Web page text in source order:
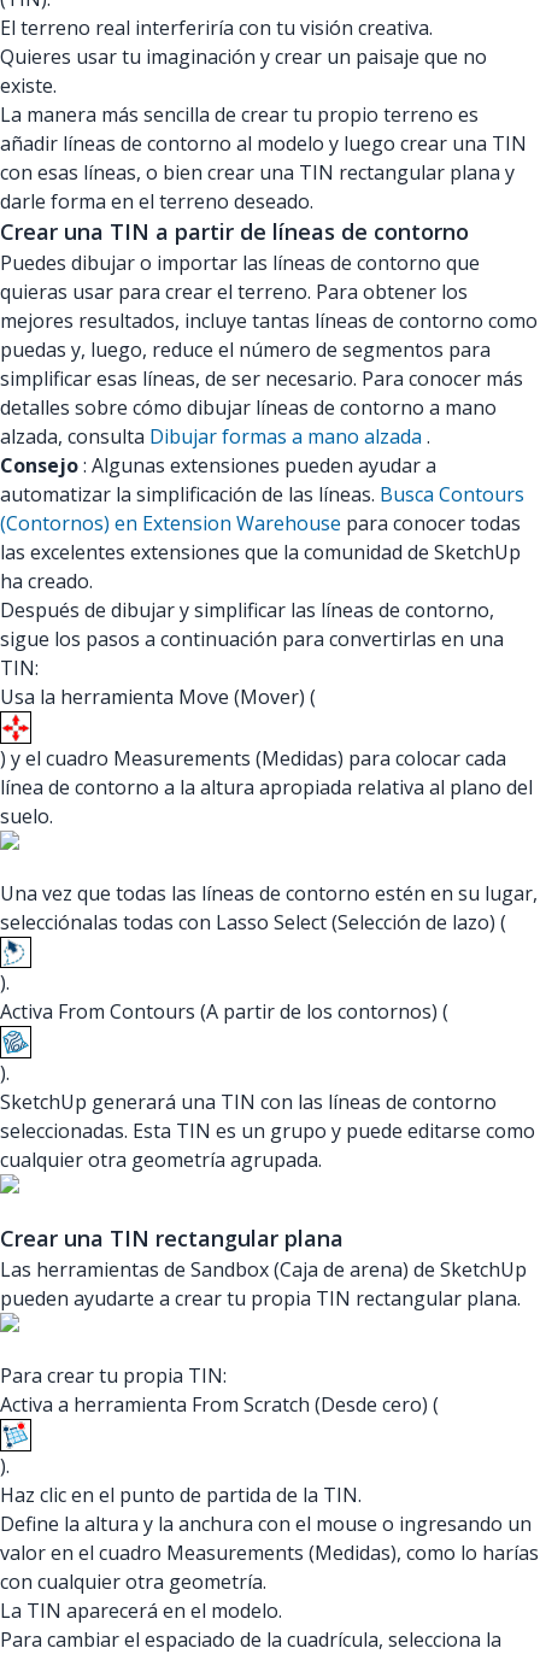
El terreno real interferiría con tu visión creativa.
Quieres usar tu imaginación y crear un paisaje que no
existe.
La manera más sencilla de crear tu propio terreno es
añadir líneas de contorno al modelo y luego crear una TIN
con esas líneas, o bien crear una TIN rectangular plana y
darle forma en el terreno deseado.
Crear una TIN a partir de líneas de contorno
Puedes dibujar o importar las líneas de contorno que
quieras usar para crear el terreno. Para obtener los
mejores resultados, incluye tantas líneas de contorno como
puedas y, luego, reduce el número de segmentos para
simplificar esas líneas, de ser necesario. Para conocer más
detalles sobre cómo dibujar líneas de contorno a mano
alzada, consulta Dibujar formas a mano alzada .
Consejo: Algunas extensiones pueden ayudar a
automatizar la simplificación de las líneas. Busca Contours
(Contornos) en Extension Warehouse para conocer todas
las excelentes extensiones que la comunidad de SketchUp
ha creado.
Después de dibujar y simplificar las líneas de contorno,
sigue los pasos a continuación para convertirlas en una
TIN:
Usa la herramienta Move (Mover) (
) y el cuadro Measurements (Medidas) para colocar cada
línea de contorno a la altura apropiada relativa al plano del
suelo.
Una vez que todas las líneas de contorno estén en su lugar,
selecciónalas todas con Lasso Select (Selección de lazo) (
).
Activa From Contours (A partir de los contornos) (
).
SketchUp generará una TIN con las líneas de contorno
seleccionadas. Esta TIN es un grupo y puede editarse como
cualquier otra geometría agrupada.
Crear una TIN rectangular plana
Las herramientas de Sandbox (Caja de arena) de SketchUp
pueden ayudarte a crear tu propia TIN rectangular plana.
Para crear tu propia TIN:
Activa a herramienta From Scratch (Desde cero) (
).
Haz clic en el punto de partida de la TIN.
Define la altura y la anchura con el mouse o ingresando un
valor en el cuadro Measurements (Medidas), como lo harías
con cualquier otra geometría.
La TIN aparecerá en el modelo.
Para cambiar el espaciado de la cuadrícula, selecciona la